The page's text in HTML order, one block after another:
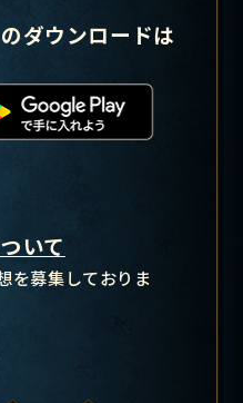
ダウンロードは
いて
を募集しておりま